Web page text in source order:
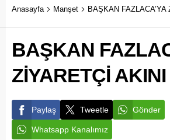
Anasayfa Manşet BAŞKAN FAZLACA’YA
BAŞKAN
ZİYARETÇİ AKINI
Paylaş Tweetle Gönder
Whatsapp Kanalımız